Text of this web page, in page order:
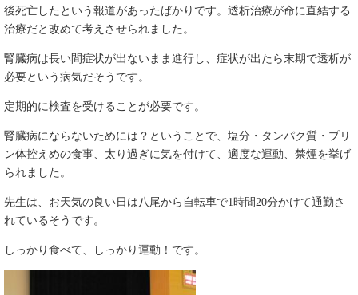
後死亡したという報道があったばかりです。透析治療が命に直結する
治療だと改めて考えさせられました。
腎臓病は長い間症状が出ないまま進行し、症状が出たら末期で透析が
必要という病気だそうです。
定期的に検査を受けることが必要です。
腎臓病にならないためには？ということで、塩分・タンパク質・プリ
ン体控えめの食事、太り過ぎに気を付けて、適度な運動、禁煙を挙げ
られました。
先生は、お天気の良い日は八尾から自転車で1時間20分かけて通勤さ
れているそうです。
しっかり食べて、しっかり運動！です。